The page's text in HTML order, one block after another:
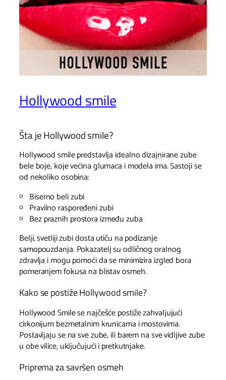
Hollywood smile
Šta je Hollywood smile?
Hollywood smile predstavlja idealno dizajnirane zube
bele boje, koje većina glumaca i modela ima. Sastoji se
od nekoliko osobina:
Biserno beli zubi
Pravilno raspoređeni zubi
Bez praznih prostora između zuba
Belji, svetliji zubi dosta utiču na podizanje
samopouzdanja. Pokazatelj su odličnog oralnog
zdravlja i mogu pomoći da se minimizira izgled bora
pomeranjem fokusa na blistav osmeh.
Kako se postiže Hollywood smile?
Hollywood Smile se najčešće postiže zahvaljujući
cirkonijum bezmetalnim krunicama i mostovima.
Postavljaju se na sve zube, ili barem na sve vidljive zube
u obe vilice, uključujući i pretkutnjake.
Priprema za savršen osmeh